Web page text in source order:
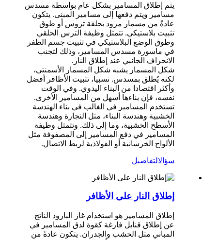
يتم إطلاق المسامير بشكل عام بواسطة مسدس
مسامير ويتم دفعها إلى مسامير المبنى. يتكون
عادةً من مسمار مزود بحلقة تروس أو طوق
تثبيت بلاستيكي. تتمثل وظيفة الترس الحلقي
وطوق الوضع البلاستيكي في تثبيت جسم الظفر
في ماسورة مسدس المسامير، وذلك لتجنب
الانحراف الجانبي عند إطلاق النار.
شكل المسمار يشبه شكل المسمار الأسمنتي،
لكنه يُطلق بمسدس. نسبيا، تثبيت الأظافر أفضل
وأكثر اقتصادا من البناء اليدوي. وفي الوقت
نفسه، فإن بناءها أسهل من المسامير الأخرى.
تستخدم المسامير في الغالب في بناء الهندسة
الخشبية وهندسة البناء، مثل النجارة وهندسة
الأسطح الخشبية، وما إلى ذلك. وتتمثل وظيفة
المسامير في دفع المسامير إلى المصفوفة مثل
الألواح الخرسانية أو الفولاذية لربط الاتصال.
سؤالالتفاصيل
إطلاق النار على الأظافر
إطلاق المسامير هو استخدام غاز البارود الناتج
عن إطلاق قنابل فارغة كقوة لدق المسامير في
المباني مثل الخشب والجدران. يتكون عادةً من